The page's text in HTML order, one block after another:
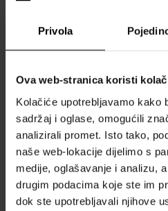
Privola
Ova web-stranica koristi
Kolačiće upotrebljavamo kako
sadržaj i oglase, omogućili
analizirali promet. Isto tako,
naše web-lokacije dijelimo s
medije, oglašavanje i analizu,
drugim podacima koje ste im
dok ste upotrebljavali njihove
Boja: Srebrna
Materijal: Srebro 925
Stil: Moda
Veličina prstena: 16,5 mm,
Širina u mm: 10
Težina artikla: 0,03
Opseg isporuke: Poklon kutija
O BRENDU